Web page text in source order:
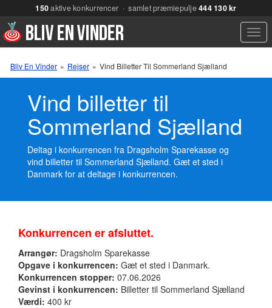
150aktive konkurrencer · samlet præmiepulje444 130 kr
Bliv En Vinder » Rejser » Vind Billetter Til Sommerland Sjælland
Vind billetter til
Sommerland Sjælland
Deltag i konkurrencen fra Dragsholm Sparekasse og
vind billetter til Sommerland Sjælland. Gæt et sted i
Danmark for at deltage i konkurrencen.
Konkurrencen er afsluttet.
Arrangør: Dragsholm Sparekasse
Opgave i konkurrencen: Gæt et sted i Danmark.
Konkurrencen stopper: 07.06.2026
Gevinst i konkurrencen: Billetter til Sommerland Sjælland
Værdi: 400 kr